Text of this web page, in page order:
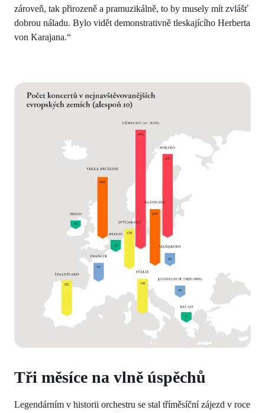
zároveň, tak přirozeně a pramuzikálně, to by musely mít zvlášť
dobrou náladu. Bylo vidět demonstrativně tleskajícího Herberta
von Karajana.“
Tři měsíce na vlně úspěchů
Legendárním v historii orchestru se stal tříměsíční zájezd v roce